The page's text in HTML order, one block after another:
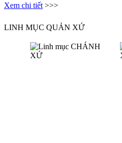
Xem chi tiết >>>
LINH MỤC QUẢN XỨ